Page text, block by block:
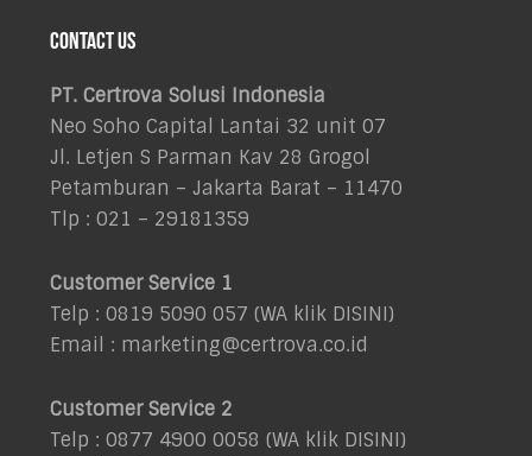
FooterContact Us
PT. Certrova Solusi Indonesia
Neo Soho Capital Lantai 32 unit 07
Jl. Letjen S Parman Kav 28 Grogol
Petamburan – Jakarta Barat – 11470
Tlp : 021 – 29181359
Customer Service 1
Telp : 0819 5090 057 (WA klik DISINI)
Email : marketing@certrova.co.id
Customer Service 2
Telp : 0877 4900 0058 (WA klik DISINI)